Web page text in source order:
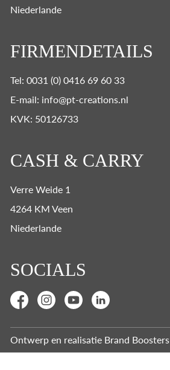
Niederlande
FIRMENDETAILS
Tel: 0031 (0) 0416 69 60 33
E-mail: info@pt-creations.nl
KVK: 50126733
CASH & CARRY
Verre Weide 1
4264 KM Veen
Niederlande
SOCIALS
Ontwerp en realisatie Brand Boosters